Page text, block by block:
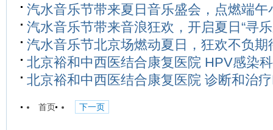
汽水音乐节带来夏日音乐盛会，点燃端午
汽水音乐节带来音浪狂欢，开启夏日“寻
汽水音乐节北京场燃动夏日，狂欢不负期
北京裕和中西医结合康复医院 HPV感染科
北京裕和中西医结合康复医院 诊断和治
首页 下一页